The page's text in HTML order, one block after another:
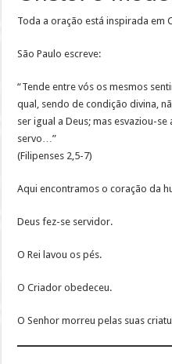
Toda a oração está inspirada em
São Paulo escreve:
“Tende entre vós os mesmos
qual, sendo de condição divina,
ser igual a Deus; mas esvaziou-
servo…”
(Filipenses 2,5-7)
Aqui encontramos o coração da
Deus fez-se servidor.
O Rei lavou os pés.
O Criador obedeceu.
O Senhor morreu pelas suas